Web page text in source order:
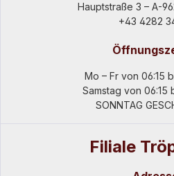
Hauptstraße 3 – A-
+43 4282
Mo – Fr von 06:15
Samstag von 06:15
SONNTAG
Filiale